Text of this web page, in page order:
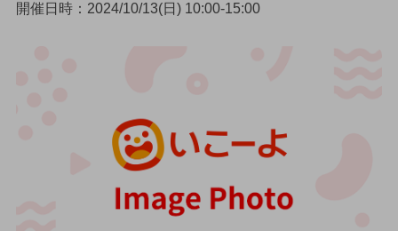
開催日時：2024/10/13(日) 10:00-15:00